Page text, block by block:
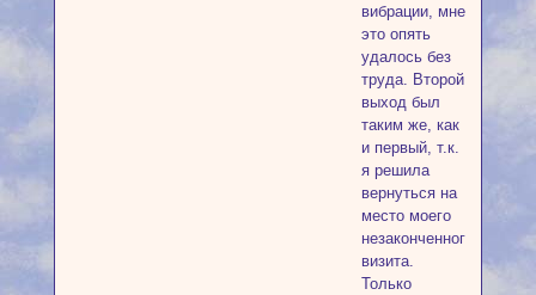
вибрации, мне
это опять
удалось без
труда. Второй
выход был
таким же, как
и первый, т.к.
я решила
вернуться на
место моего
незаконченного
визита.
Только